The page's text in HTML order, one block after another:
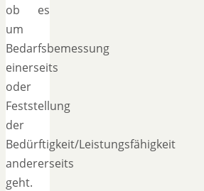
ob es
um
Bedarfsbemessung
einerseits
oder
Feststellung
der
Bedürftigkeit/Leistungsfähigkeit
andererseits
geht.